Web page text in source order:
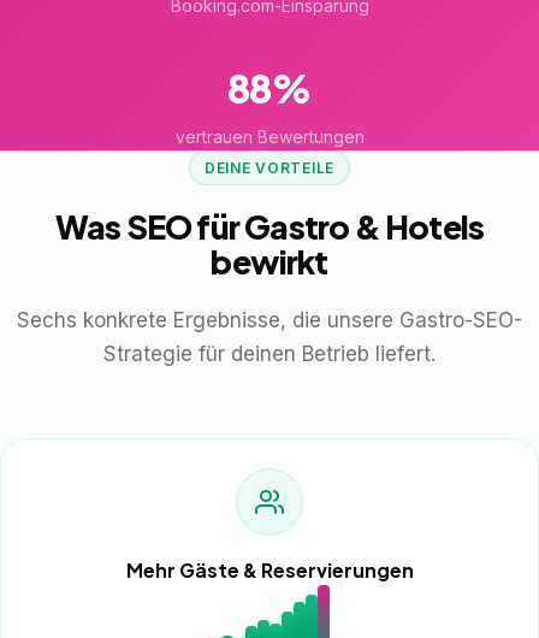
Booking.com-Einsparung
88%
vertrauen Bewertungen
DEINE VORTEILE
Was SEO für Gastro & Hotels
bewirkt
Sechs konkrete Ergebnisse, die unsere Gastro-SEO-
Strategie für deinen Betrieb liefert.
Mehr Gäste & Reservierungen